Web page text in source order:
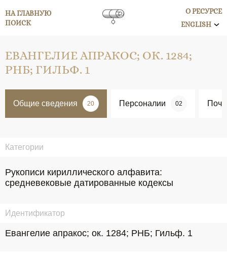
НА ГЛАВНУЮ
ПОИСК
О РЕСУРСЕ
ENGLISH
ЕВАНГЕЛИЕ АПРАКОС; ОК. 1284;
РНБ; ГИЛЬФ. 1
Общие сведения 20 Персоналии 02
Категории
Рукописи кириллического алфавита:
средневековые датированные кодексы
Идентификатор
Евангелие апракос; ок. 1284; РНБ; Гильф. 1